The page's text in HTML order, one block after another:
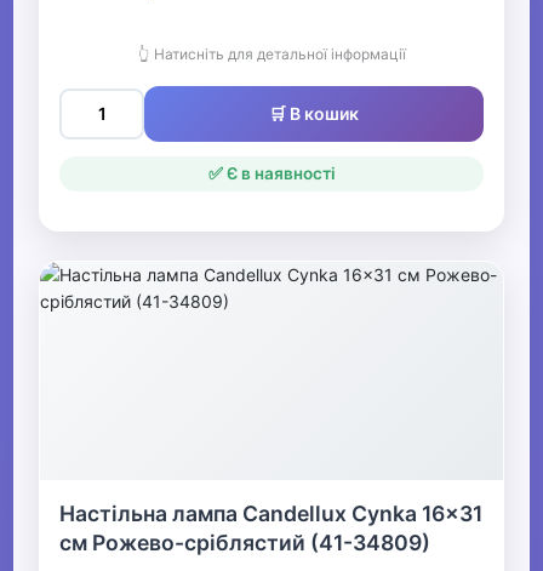
👆 Натисніть для детальної інформації
🛒 В кошик
✅ Є в наявності
Настільна лампа Candellux Cynka 16x31
см Рожево-сріблястий (41-34809)